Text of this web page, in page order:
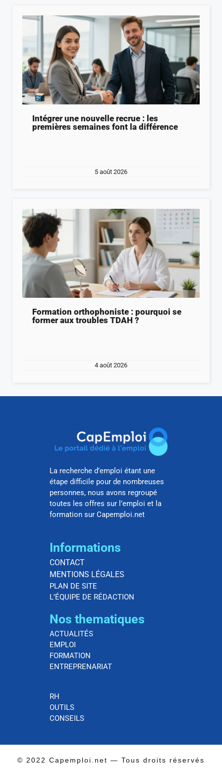
Intégrer une nouvelle recrue : les
premières semaines font la différence
5 août 2026
Formation orthophoniste : pourquoi se
former aux troubles TDAH ?
4 août 2026
La recherche d’emploi étant une
étape difficile pour de nombreuses
personnes, nous avons regroupé
toutes les offres sur l’emploi et la
formation sur Capemploi.net
Informations
CONTACT
MENTIONS LÉGALES
PLAN DE SITE
L’ÉQUIPE DE RÉDACTION
Nos thematiques
ACTUALITÉS
EMPLOI
FORMATION
ENTREPRENARIAT
RH
OUTILS
CONSEILS
© 2022 Capemploi.net — Tous droits réservés